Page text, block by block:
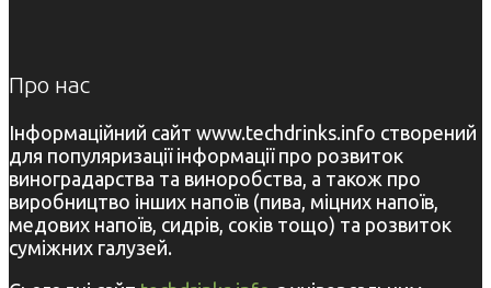
Про нас
Інформаційний сайт www.techdrinks.info створений
для популяризації інформації про розвиток
виноградарства та виноробства, а також про
виробництво інших напоїв (пива, міцних напоїв,
медових напоїв, сидрів, соків тощо) та розвиток
суміжних галузей.